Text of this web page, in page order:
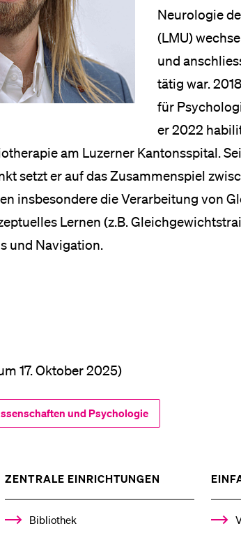
Neurologie
(LMU)
und
tätig war.
für
er 2022
am Luzerner Kantonsspital.
setzt er auf das Zusammenspiel
insbesondere die Verarbeitung von
Lernen (z.B.
und Navigation.
17. Oktober 2025)
und Psychologie
ZENTRALE EINRICHTUNGEN
%1$S
UNTERMENÜ
Bibliothek